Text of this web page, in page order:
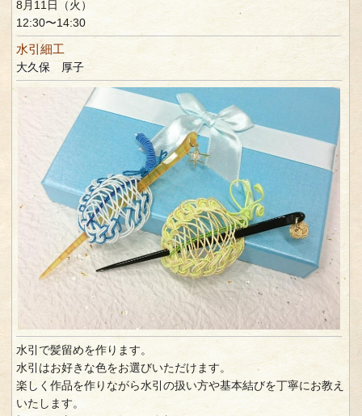
8月11日（火）
12:30〜14:30
水引細工
大久保 厚子
水引で髪留めを作ります。
水引はお好きな色をお選びいただけます。
楽しく作品を作りながら水引の扱い方や基本結びを丁寧にお教え
いたします。